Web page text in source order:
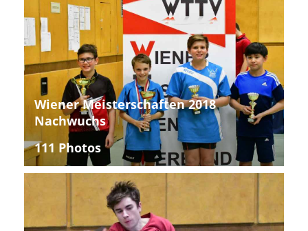
Wiener Meisterschaften 2018
Nachwuchs
111 Photos